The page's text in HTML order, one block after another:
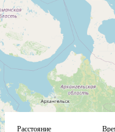
Расстояние